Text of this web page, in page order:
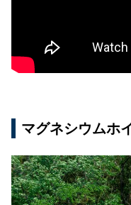
マグネシウムホ